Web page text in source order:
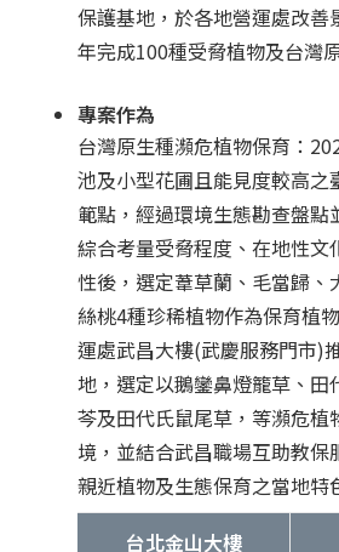
保護基地，於各地營運處改善
年完成100種受脅植物及台灣
專案作為
台灣原生種瀕危植物保育：
池及小型花圃且能見度較高之
範點，經過環境生態勘查盤點
綜合考量受脅程度、在地性文
性後，選定葦草蘭、毛當歸、
絲桃4種珍稀植物作為保育植
運處武昌大樓(武慶服務門市)
地，選定以鵝鑾鼻燈籠草、田
芩及田代氏鼠尾草，等瀕危植
境，並結合武昌職場互助教保
親近植物及生態保育之當地特
台北金山大樓